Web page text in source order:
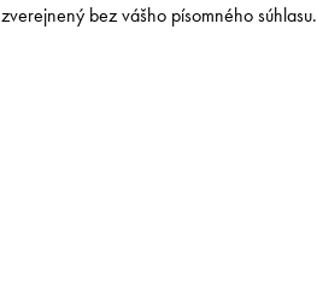
zverejnený bez vášho písomného súhlasu.